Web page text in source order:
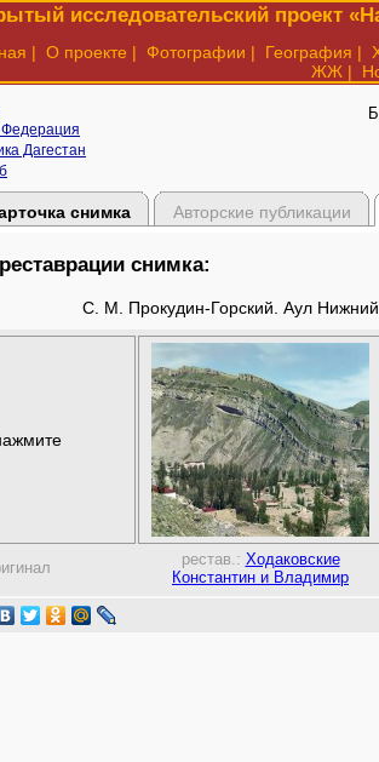
исследовательский проект
| О проекте | Фотографии | География |
ЖЖ |
Федерация
Дагестан
снимка Авторские публикации
снимка:
С. М. Прокудин-Горский. Аул Нижний
рестав.: Ходаковские
Константин и Владимир